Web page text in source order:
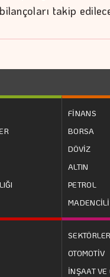
takip
FİNANS
BORSA
DÖVİZ
ALTIN
PETROL
SEKTÖRLER
OTOMOTİV
İNŞAAT VE